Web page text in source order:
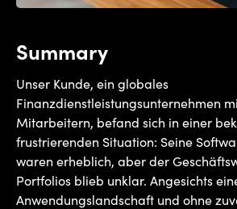
Summary
Unser Kunde, ein globales
Finanzdienstleistungsunternehmen
Mitarbeitern, befand sich in einer
frustrierenden Situation: Seine
waren erheblich, aber der
Portfolios blieb unklar. Angesichts
Anwendungslandschaft und ohne